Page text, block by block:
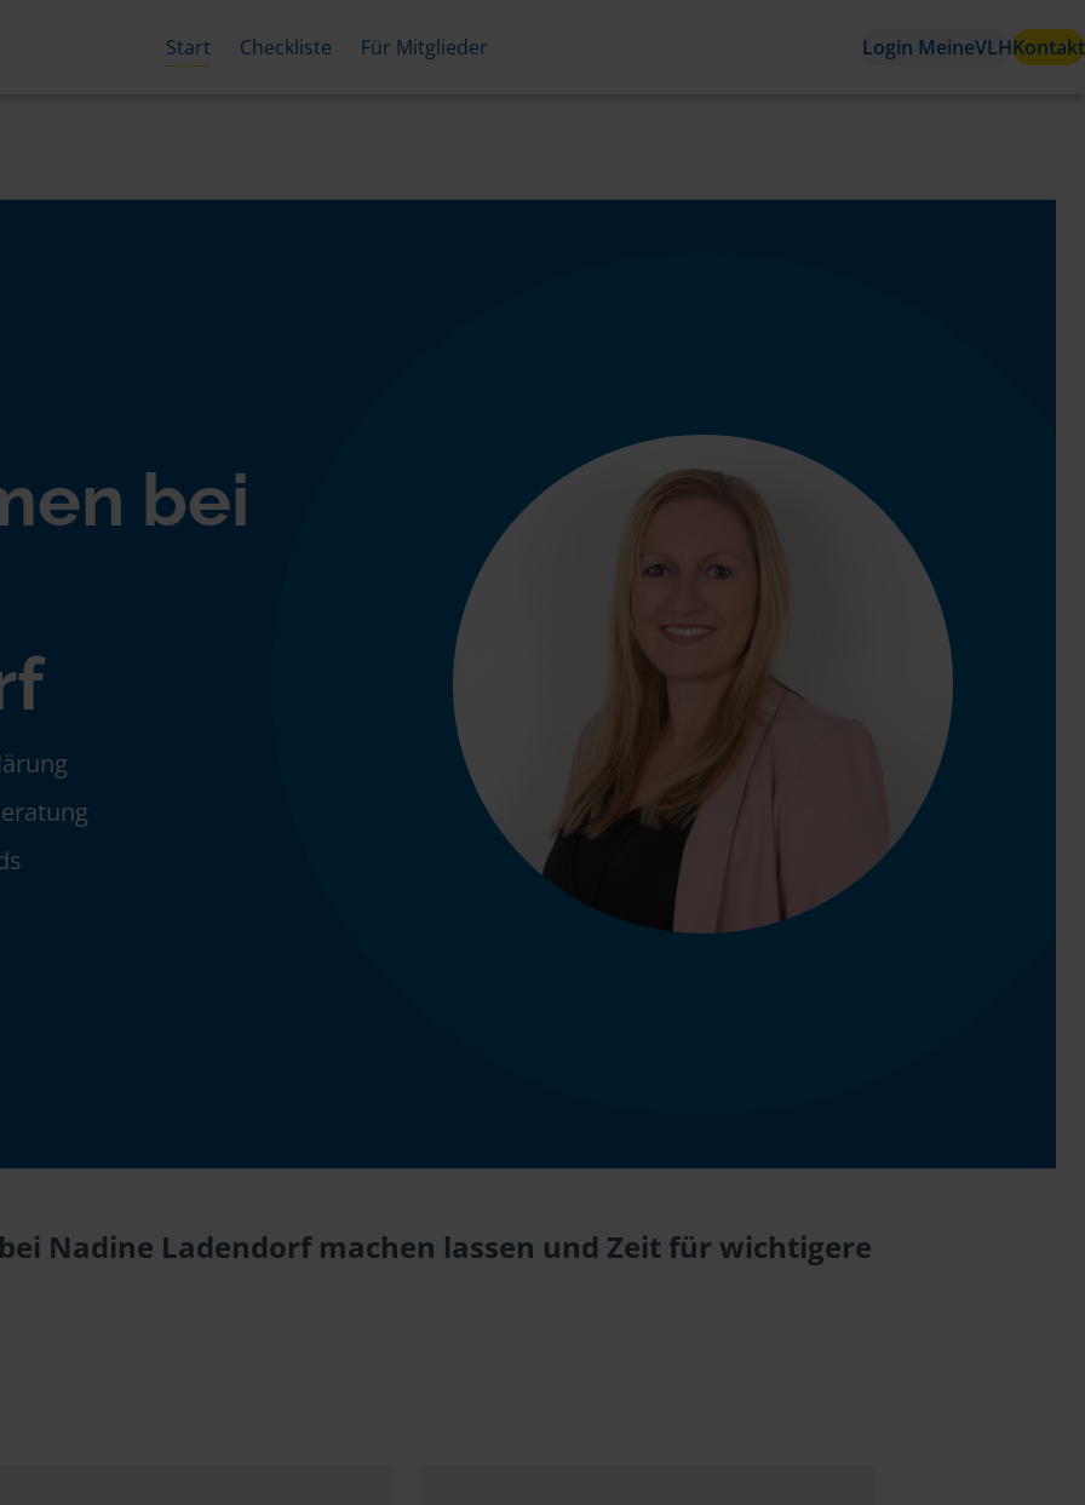
Start Checkliste Für Mitglieder Login MeineVLHKontakt
bei
Nadine Ladendorf machen lassen und Zeit für wichtigere